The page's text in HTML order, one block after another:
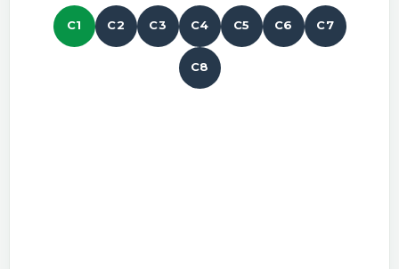
C1 C2 C3 C4 C5 C6 C7
C8